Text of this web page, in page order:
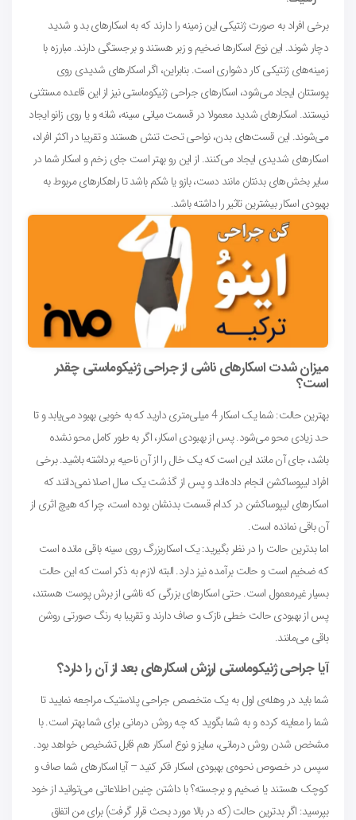
برخی افراد به صورت ژنتیکی این زمینه را دارند که به اسکارهای بد و شدید
دچار شوند. این نوع اسکارها ضخیم و زبر هستند و برجستگی دارند. مبارزه با
زمینه‌های ژنتیکی کار دشواری است. بنابراین، اگر اسکارهای شدیدی روی
پوستتان ایجاد می‌شود، اسکارهای جراحی ژنیکوماستی نیز از این قاعده مستثنی
نیستند. اسکارهای شدید معمولا در قسمت میانی سینه، شانه و یا روی زانو ایجاد
می‌شوند. این قست‌های بدن، نواحی‌ تحت تنش هستند و تقریبا در اکثر افراد،
اسکارهای شدیدی ایجاد می‌کنند. از این رو بهتر است جای زخم و اسکار شما در
سایر بخش‌های بدنتان مانند دست، بازو یا شکم باشد تا راهکارهای مربوط به
بهبودی اسکار بیشترین تاثیر را داشته باشد.
میزان شدت اسکارهای ناشی از جراحی ژنیکوماستی چقدر
است؟
بهترین حالت: شما یک اسکار 4 میلی‌متری دارید که به خوبی بهبود می‌یابد و تا
حد زیادی محو می‌شود. پس از بهبودی اسکار، اگر به طور کامل محو نشده
باشد، جای آن مانند این است که یک خال را از آن ناحیه برداشته باشید. برخی
افراد لیپوساکشن انجام داده‌اند و پس از گذشت یک سال اصلا نمی‌دانند که
اسکارهای لیپوساکشن در کدام قسمت بدنشان بوده است، چرا که هیچ اثری از
آن باقی نمانده است.
اما بدترین حالت را در نظر بگیرید: یک اسکاربزرگ روی سینه باقی مانده است
که ضخیم است و حالت برآمده نیز دارد. البته لازم به ذکر است که این حالت
بسیار غیرمعمول است. حتی اسکارهای بزرگی که ناشی از برش پوست هستند،
پس از بهبودی حالت خطی نازک و صاف دارند و تقریبا به رنگ صورتی روشن
باقی می‌مانند.
آیا جراحی ژنیکوماستی ارزش اسکارهای بعد از آن را دارد؟
شما باید در وهله‌ی اول به یک متخصص جراحی پلاستیک مراجعه نمایید تا
شما را معاینه کرده و به شما بگوید که چه روش درمانی برای شما بهتر است. با
مشخص شدن روش درمانی، سایز و نوع اسکار هم قابل تشخیص خواهد بود.
سپس در خصوص نحوه‌ی بهبودی اسکار فکر کنید – آیا اسکارهای شما صاف و
کوچک هستند یا ضخیم و برجسته؟ با داشتن چنین اطلاعاتی می‌توانید از خود
بپرسید: اگر بدترین حالت (که در بالا مورد بحث قرار گرفت) برای من اتفاق